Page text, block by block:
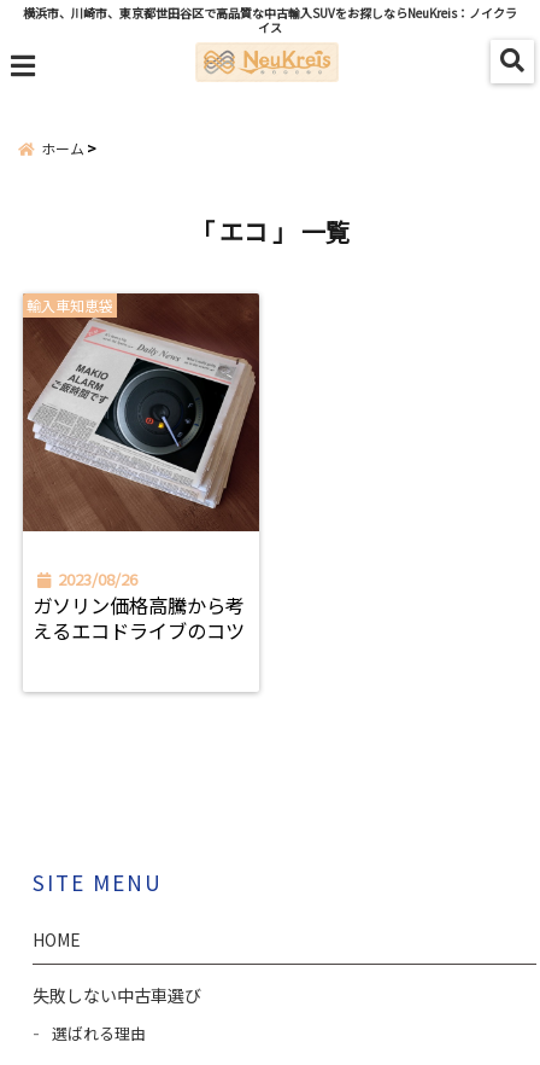
横浜市、川崎市、東京都世田谷区で高品質な中古輸入SUVをお探しならNeuKreis：ノイクラ
イス
menu
ホーム
「 エコ 」 一覧
輸入車知恵袋
2023/08/26
ガソリン価格高騰から考
えるエコドライブのコツ
SITE MENU
HOME
失敗しない中古車選び
選ばれる理由